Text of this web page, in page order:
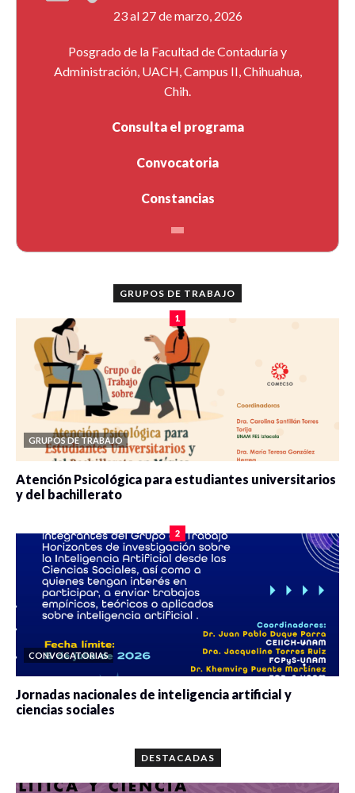
23 al 27 de marzo, 2026
Posgrado de la Facultad de Contaduría y
Administración, UACH, Campus II, Chihuahua,
Chih.
Consulta el programa
Convocatoria
Constancias
GRUPOS DE TRABAJO
1
GRUPOS DE TRABAJO
Atención Psicológica para estudiantes universitarios
y del bachillerato
2
CONVOCATORIAS
Jornadas nacionales de inteligencia artificial y
ciencias sociales
DESTACADAS